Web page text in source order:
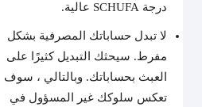
درجة SCHUFA عالية.
لا تبدل حساباتك المصرفية بشكل
مفرط. سيحثك التبديل كثيرًا على
العبث بحساباتك. وبالتالي ، سوف
تعكس سلوكك غير المسؤول في